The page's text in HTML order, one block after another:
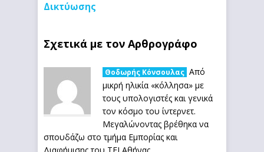
Δικτύωσης
Σχετικά με τον Αρθρογράφο
Θοδωρής Κόνσουλας Από
μικρή ηλικία «κόλλησα» με
τους υπολογιστές και γενικά
τον κόσμο του ίντερνετ.
Μεγαλώνοντας βρέθηκα να
σπουδάζω στο τμήμα Εμπορίας και